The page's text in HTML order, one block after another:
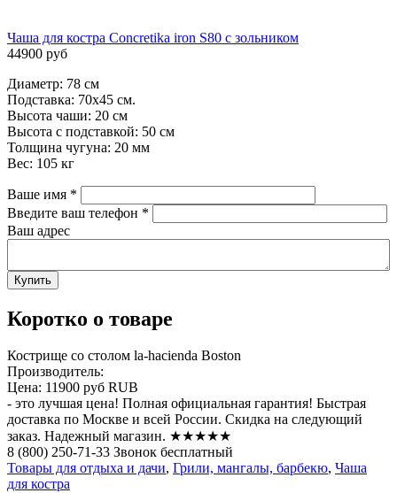
Чаша для костра Concretika iron S80 c зольником
44900 руб
Диаметр: 78 см
Подставка: 70х45 см.
Высота чаши: 20 см
Высота с подставкой: 50 см
Толщина чугуна: 20 мм
Вес: 105 кг
Ваше имя *
Введите ваш телефон *
Ваш адрес
Коротко о товаре
Кострище со столом la-hacienda Boston
Производитель:
Цена: 11900 руб RUB
- это лучшая цена! Полная официальная гарантия! Быстрая
доставка по Москве и всей России. Скидка на следующий
заказ. Надежный магазин. ★★★★★
8 (800) 250-71-33 Звонок бесплатный
Товары для отдыха и дачи, Грили, мангалы, барбекю, Чаша
для костра